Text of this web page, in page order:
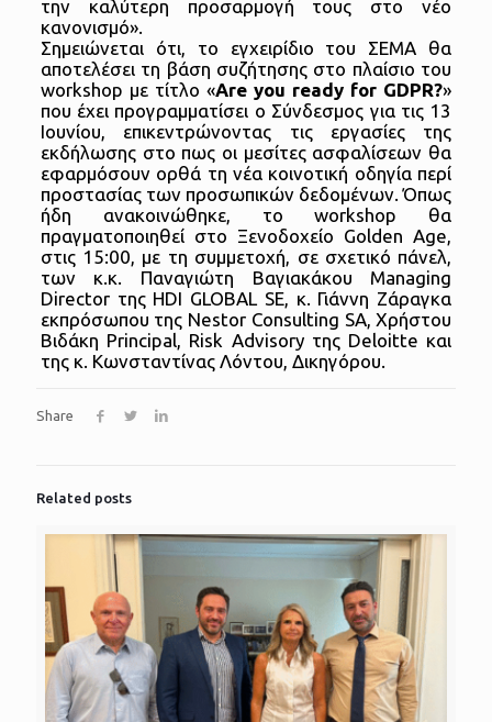
την καλύτερη προσαρμογή τους στο νέο
κανονισμό».
Σημειώνεται ότι, το εγχειρίδιο του ΣΕΜΑ θα
αποτελέσει τη βάση συζήτησης στο πλαίσιο του
workshop με τίτλο «Are you ready for GDPR?»
που έχει προγραμματίσει ο Σύνδεσμος για τις 13
Ιουνίου, επικεντρώνοντας τις εργασίες της
εκδήλωσης στο πως οι μεσίτες ασφαλίσεων θα
εφαρμόσουν ορθά τη νέα κοινοτική οδηγία περί
προστασίας των προσωπικών δεδομένων. Όπως
ήδη ανακοινώθηκε, το workshop θα
πραγματοποιηθεί στο Ξενοδοχείο Golden Age,
στις 15:00, με τη συμμετοχή, σε σχετικό πάνελ,
των κ.κ. Παναγιώτη Βαγιακάκου Managing
Director της HDI GLOBAL SE, κ. Γιάννη Ζάραγκα
εκπρόσωπου της Nestor Consulting SA, Χρήστου
Βιδάκη Principal, Risk Advisory της Deloitte και
της κ. Κωνσταντίνας Λόντου, Δικηγόρου.
Share
Related posts